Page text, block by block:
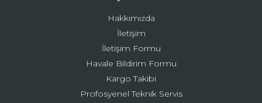
Gönder
Hakkımızda
İletişim
İletişim Formu
Havale Bildirim Formu
Kargo Takibi
Profosyenel Teknik Servis